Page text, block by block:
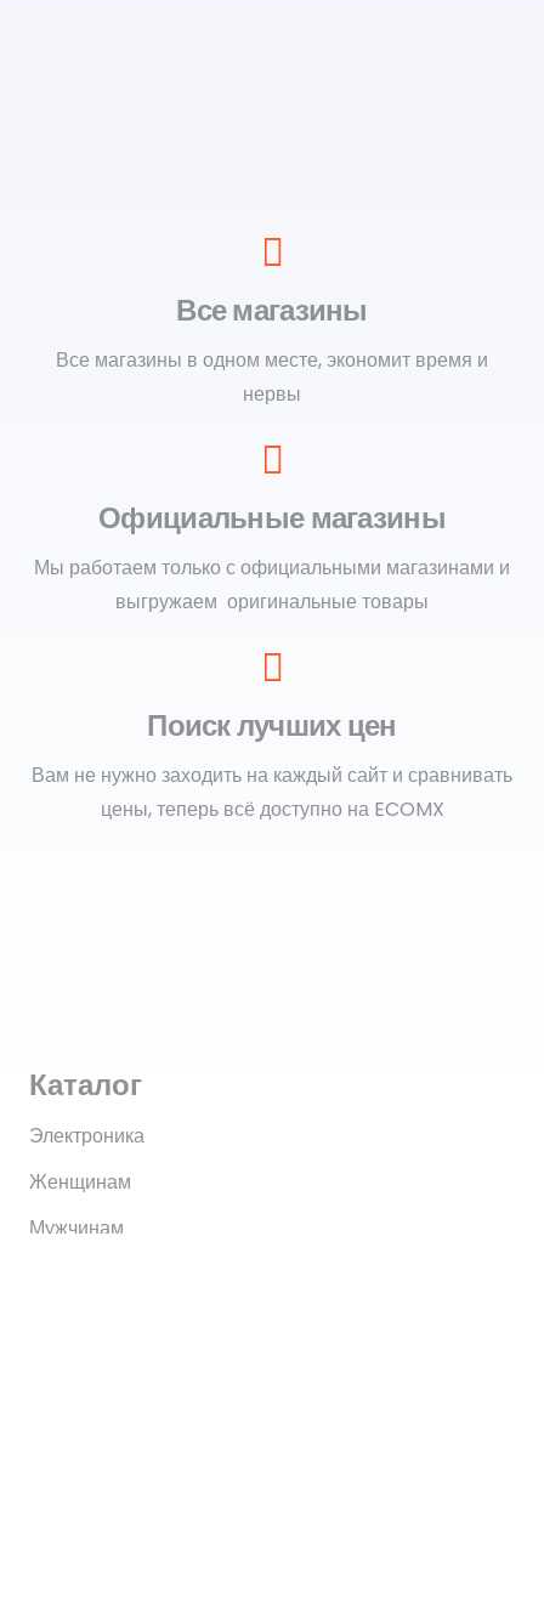
Все магазины
Все магазины в одном месте, экономит время и
нервы
Официальные магазины
Мы работаем только с официальными магазинами и
выгружаем оригинальные товары
Поиск лучших цен
Вам не нужно заходить на каждый сайт и сравнивать
цены, теперь всё доступно на ECOMX
Каталог
Электроника
Женщинам
Мужчинам